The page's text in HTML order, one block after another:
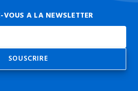
VOUS A LA NEWSLETTER